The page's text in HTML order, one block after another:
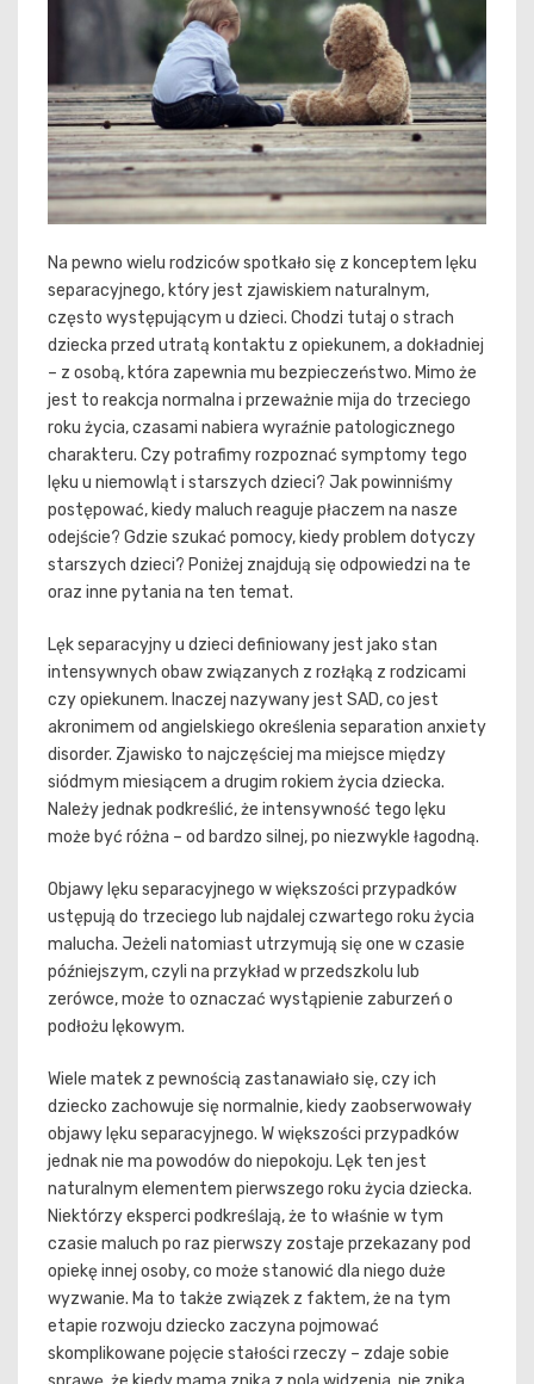
Na pewno wielu rodziców spotkało się z konceptem lęku
separacyjnego, który jest zjawiskiem naturalnym,
często występującym u dzieci. Chodzi tutaj o strach
dziecka przed utratą kontaktu z opiekunem, a dokładniej
– z osobą, która zapewnia mu bezpieczeństwo. Mimo że
jest to reakcja normalna i przeważnie mija do trzeciego
roku życia, czasami nabiera wyraźnie patologicznego
charakteru. Czy potrafimy rozpoznać symptomy tego
lęku u niemowląt i starszych dzieci? Jak powinniśmy
postępować, kiedy maluch reaguje płaczem na nasze
odejście? Gdzie szukać pomocy, kiedy problem dotyczy
starszych dzieci? Poniżej znajdują się odpowiedzi na te
oraz inne pytania na ten temat.
Lęk separacyjny u dzieci definiowany jest jako stan
intensywnych obaw związanych z rozłąką z rodzicami
czy opiekunem. Inaczej nazywany jest SAD, co jest
akronimem od angielskiego określenia separation anxiety
disorder. Zjawisko to najczęściej ma miejsce między
siódmym miesiącem a drugim rokiem życia dziecka.
Należy jednak podkreślić, że intensywność tego lęku
może być różna – od bardzo silnej, po niezwykle łagodną.
Objawy lęku separacyjnego w większości przypadków
ustępują do trzeciego lub najdalej czwartego roku życia
malucha. Jeżeli natomiast utrzymują się one w czasie
późniejszym, czyli na przykład w przedszkolu lub
zerówce, może to oznaczać wystąpienie zaburzeń o
podłożu lękowym.
Wiele matek z pewnością zastanawiało się, czy ich
dziecko zachowuje się normalnie, kiedy zaobserwowały
objawy lęku separacyjnego. W większości przypadków
jednak nie ma powodów do niepokoju. Lęk ten jest
naturalnym elementem pierwszego roku życia dziecka.
Niektórzy eksperci podkreślają, że to właśnie w tym
czasie maluch po raz pierwszy zostaje przekazany pod
opiekę innej osoby, co może stanowić dla niego duże
wyzwanie. Ma to także związek z faktem, że na tym
etapie rozwoju dziecko zaczyna pojmować
skomplikowane pojęcie stałości rzeczy – zdaje sobie